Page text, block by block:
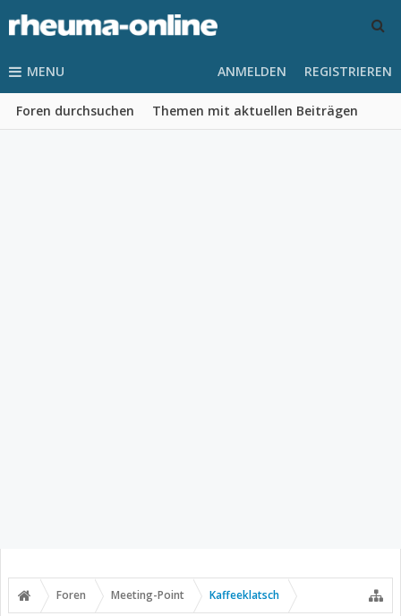
MENU
Foren durchsuchen Themen mit aktuellen Beiträgen
ANMELDEN REGISTRIEREN
Foren Meeting-Point Kaffeeklatsch